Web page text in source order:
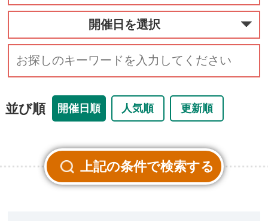
開催日を選択
並び順 開催日順 人気順 更新順